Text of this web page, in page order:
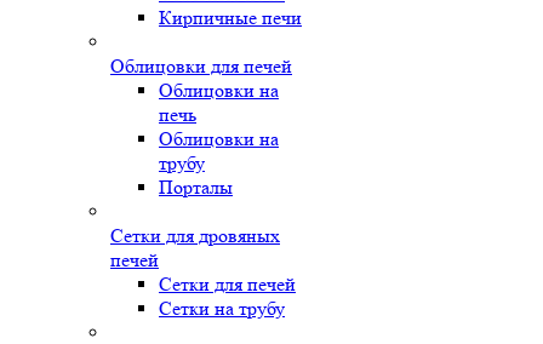
Кирпичные печи
Облицовки для печей
Облицовки на
печь
Облицовки на
трубу
Порталы
Сетки для дровяных
печей
Сетки для печей
Сетки на трубу